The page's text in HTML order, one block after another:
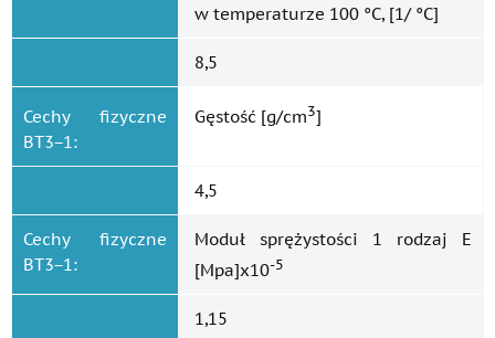
w temperaturze 100 °C, [1/ °C]
8,5
Cechy fizyczne
ВТ3−1:
Gęstość [g/cm3]
4,5
Cechy fizyczne
ВТ3−1:
Moduł sprężystości 1 rodzaj E
[Mpa]x10-5
1,15